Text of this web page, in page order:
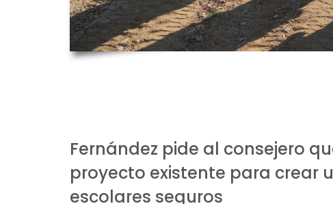
Fernández pide al consejero
proyecto existente para crear
escolares seguros